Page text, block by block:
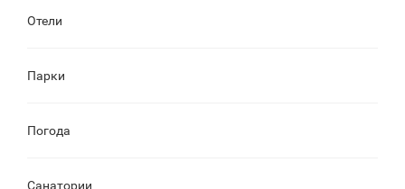
Отели
Парки
Погода
Санатории